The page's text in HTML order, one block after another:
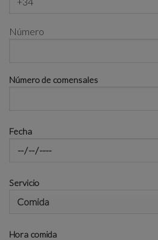
Número
Número de comensales
Fecha
Servicio
Hora comida